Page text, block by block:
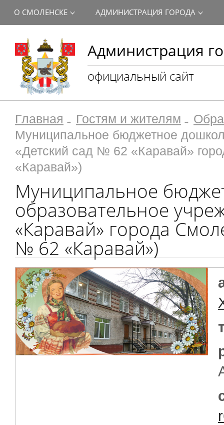
Администрация
официальный сайт
О СМОЛЕНСКЕ АДМИНИСТРАЦИЯ ГОРОДА
Главная Гостям и жителям
Муниципальное бюджетное
«Детский сад № 62 «Каравай»
«Каравай»)
Муниципальное
образовательное
«Каравай» города
№ 62 «Каравай»)